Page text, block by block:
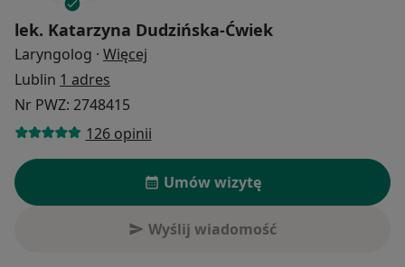
lek. Katarzyna Dudzińska-Ćwiek
Laryngolog · Więcej
Lublin 1 adres
Nr PWZ: 2748415
126 opinii
Umów wizytę
Wyślij wiadomość